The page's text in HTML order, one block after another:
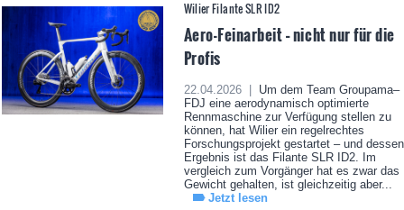
Wilier Filante SLR ID2
Aero-Feinarbeit – nicht nur für die
Profis
22.04.2026 |
Um dem Team Groupama–
FDJ eine aerodynamisch optimierte
Rennmaschine zur Verfügung stellen zu
können, hat Wilier ein regelrechtes
Forschungsprojekt gestartet – und dessen
Ergebnis ist das Filante SLR ID2. Im
vergleich zum Vorgänger hat es zwar das
Gewicht gehalten, ist gleichzeitig aber...
Jetzt lesen